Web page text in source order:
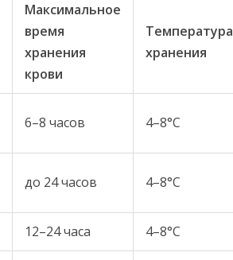
Максимальное
время
хранения
крови
Температура
хранения
6–8 часов 4–8°C
до 24 часов 4–8°C
12–24 часа 4–8°C